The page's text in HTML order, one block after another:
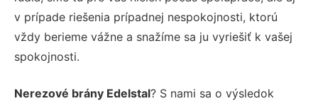
v prípade riešenia prípadnej nespokojnosti, ktorú
vždy berieme vážne a snažíme sa ju vyriešiť k vašej
spokojnosti.
Nerezové brány Edelstal? S nami sa o výsledok